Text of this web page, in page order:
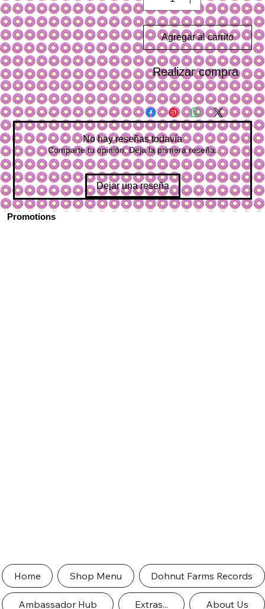
Agregar al carrito
Realizar compra
No hay reseñas todavía
Comparte tu opinión. Deja la primera reseña.
Dejar una reseña
Promotions
Home Shop Menu Dohnut Farms Records
Ambassador Hub Extras... About Us